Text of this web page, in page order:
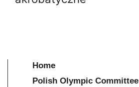
Home
Polish Olympic Committee